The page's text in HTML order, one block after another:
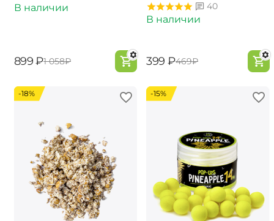
В наличии
‍899‍ ₽‍1 058‍₽
40
В наличии
‍399‍ ₽‍469‍₽
-18% -15%